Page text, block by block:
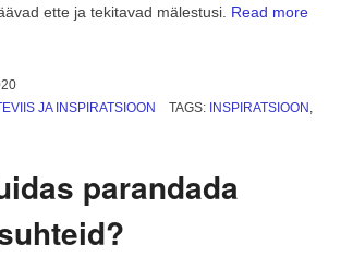
ette ja tekitavad mälestusi. Read more
JA INSPIRATSIOON TAGS: INSPIRATSIOON ,
parandada